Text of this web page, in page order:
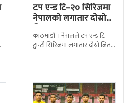
टप एन्ड टि–२० सिरिजमा
नेपालको लगातार दोस्रो
जित
काठमाडौं । नेपालले टप एन्ड टि–
ट्वान्टी सिरिजमा लगातार दोस्रो जित